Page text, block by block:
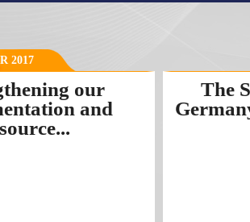
2017
our
and
The